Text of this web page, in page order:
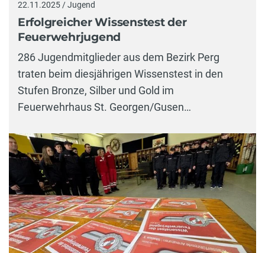
22.11.2025 / Jugend
Erfolgreicher Wissenstest der
Feuerwehrjugend
286 Jugendmitglieder aus dem Bezirk Perg
traten beim diesjährigen Wissenstest in den
Stufen Bronze, Silber und Gold im
Feuerwehrhaus St. Georgen/Gusen…